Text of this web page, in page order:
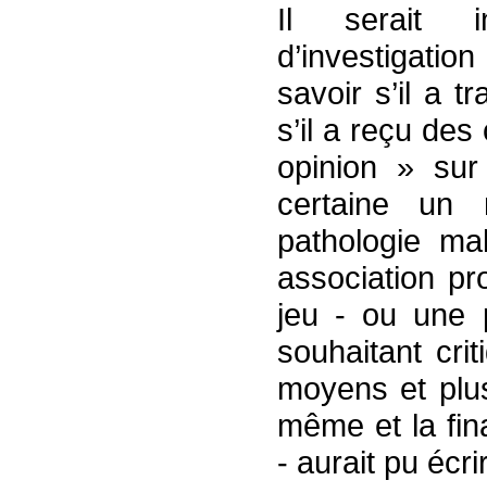
Il serait
savoir s’il a
s’il a reçu
opinion »
certaine
pathologie
association
jeu - ou une
souhaitant
moyens et
même et la
- aurait pu